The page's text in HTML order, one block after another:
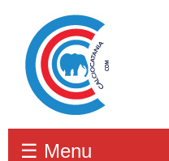
☰ Menu